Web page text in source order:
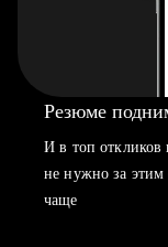
Резюме
И в топ
не нужно за этим
чаще